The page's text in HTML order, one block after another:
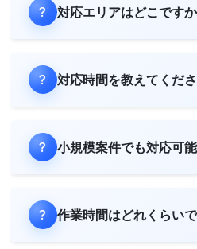
対応エリアはどこです
対応時間を教えてくださ
小規模案件でも対応可
作業時間はどれくらい